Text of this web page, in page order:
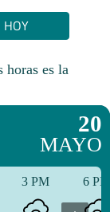
HOY
es la
20
MAYO
3 PM 6